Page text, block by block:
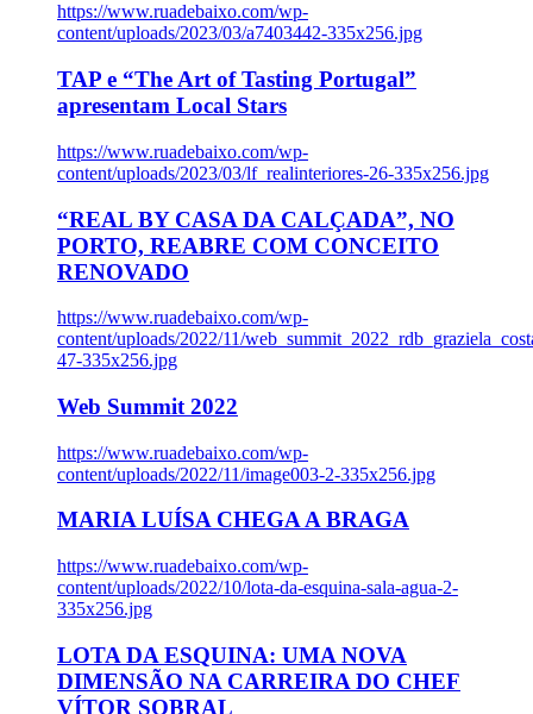
https://www.ruadebaixo.com/wp-
content/uploads/2023/03/a7403442-335x256.jpg
TAP e “The Art of Tasting Portugal”
apresentam Local Stars
https://www.ruadebaixo.com/wp-
content/uploads/2023/03/lf_realinteriores-26-335x256.jpg
“REAL BY CASA DA CALÇADA”, NO
PORTO, REABRE COM CONCEITO
RENOVADO
https://www.ruadebaixo.com/wp-
content/uploads/2022/11/
47-335x256.jpg
Web Summit 2022
https://www.ruadebaixo.com/wp-
content/uploads/2022/11/image003-2-335x256.jpg
MARIA LUÍSA CHEGA A BRAGA
https://www.ruadebaixo.com/wp-
content/uploads/2022/10/lota-da-esquina-sala-agua-2-
335x256.jpg
LOTA DA ESQUINA: UMA NOVA
DIMENSÃO NA CARREIRA DO CHEF
VÍTOR SOBRAL